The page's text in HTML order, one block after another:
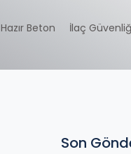
Hazır Beton İlaç
Son